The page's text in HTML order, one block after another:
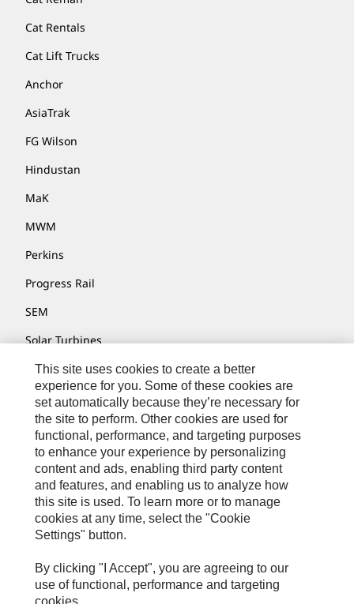
Cat Rentals
Cat Lift Trucks
Anchor
AsiaTrak
FG Wilson
Hindustan
MaK
MWM
Perkins
Progress Rail
SEM
Solar Turbines
SPM Oil & Gas
Turner Powertrain Systems
Contatti
Mappa Del Sito
Cookie Settings
Informazioni Legali
Privacy
Cat.com
This site uses cookies to create a better
experience for you. Some of these cookies are
set automatically because they’re necessary for
the site to perform. Other cookies are used for
functional, performance, and targeting purposes
to enhance your experience by personalizing
content and ads, enabling third party content
and features, and enabling us to analyze how
this site is used. To learn more or to manage
cookies at any time, select the "Cookie
Settings" button.
By clicking "I Accept", you are agreeing to our
use of functional, performance and targeting
cookies.